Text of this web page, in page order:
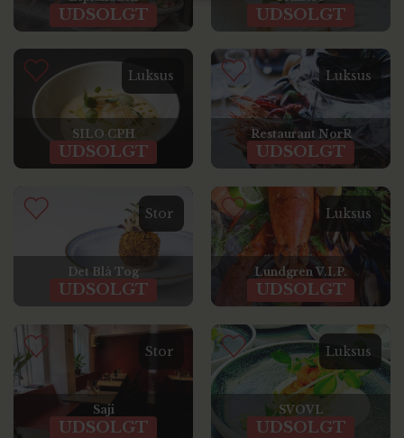
Luksus
SVOVL
UDSOLGT
Luksus
Lundgren V.I.P.
UDSOLGT
UDSOLGT
Luksus
SILO CPH
UDSOLGT
Luksus
Restaurant NorR
UDSOLGT
Stor
Det Blå Tog
UDSOLGT
Stor
Saji
UDSOLGT
UDSOLGT